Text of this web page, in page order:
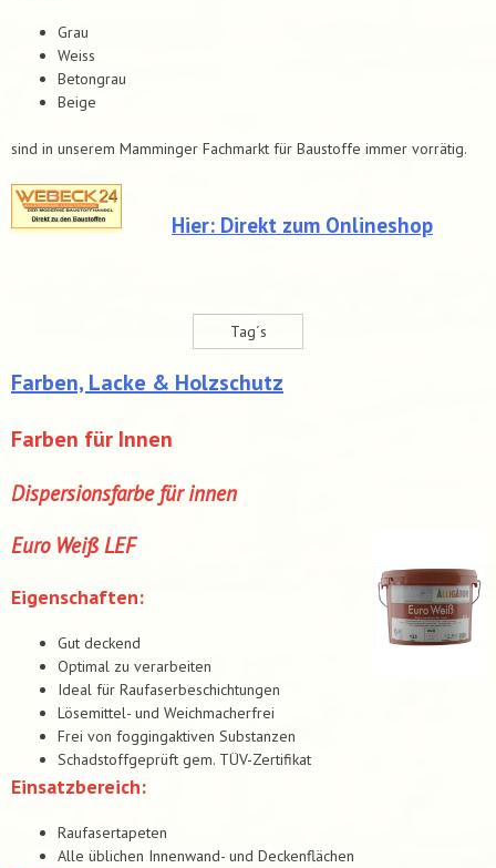
Grau
Weiss
Betongrau
Beige
sind in unserem Mamminger Fachmarkt für Baustoffe immer vorrätig.
Hier: Direkt zum Onlineshop
Tag´s
Farben, Lacke & Holzschutz
Farben für Innen
Dispersionsfarbe für innen
Euro Weiß LEF
Eigenschaften:
Gut deckend
Optimal zu verarbeiten
Ideal für Raufaserbeschichtungen
Lösemittel- und Weichmacherfrei
Frei von foggingaktiven Substanzen
Schadstoffgeprüft gem. TÜV-Zertifikat
Einsatzbereich:
Raufasertapeten
Alle üblichen Innenwand- und Deckenflächen